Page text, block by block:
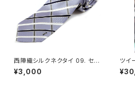
西陣織シルクネクタイ 09. セイ
クレッド チェック柄 - FORTUN
A Tokyo レンタル
¥3,000
ツイ
ーワ
サイ